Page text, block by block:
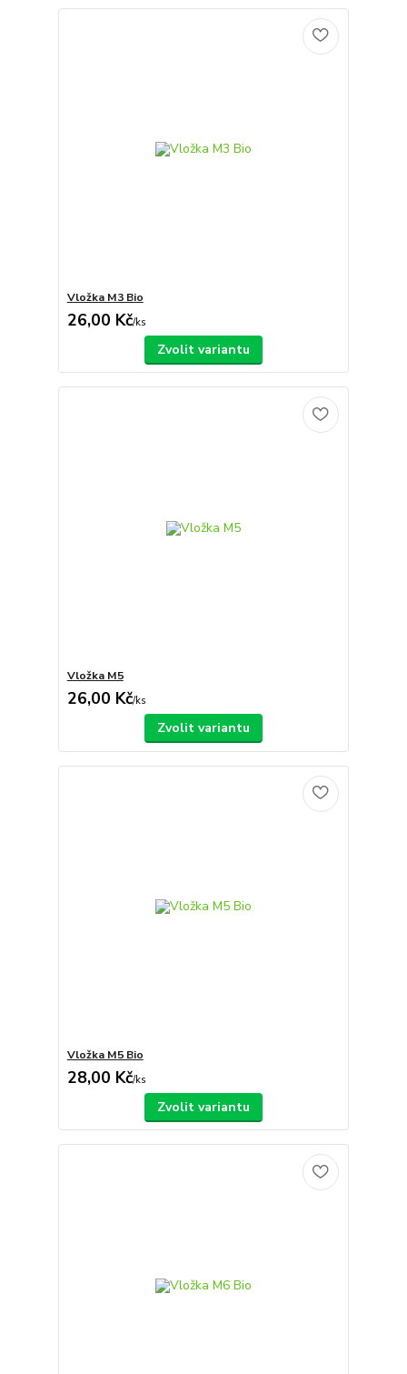
Vložka M3 Bio
26,00 Kč/ks
Zvolit variantu
Vložka M5
26,00 Kč/ks
Zvolit variantu
Vložka M5 Bio
28,00 Kč/ks
Zvolit variantu